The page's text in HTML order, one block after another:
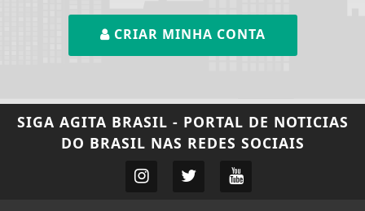
CRIAR MINHA CONTA
SIGA AGITA BRASIL - PORTAL DE NOTICIAS
DO BRASIL NAS REDES SOCIAIS